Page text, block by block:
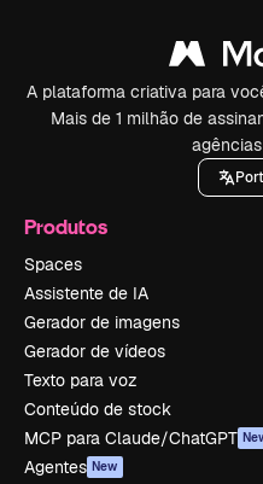
A plataforma criativa para
Mais de 1 milhão de
Produtos
Spaces
Assistente de IA
Gerador de imagens
Gerador de vídeos
Texto para voz
Conteúdo de stock
MCP para Claude/ChatGPT
Agentes New